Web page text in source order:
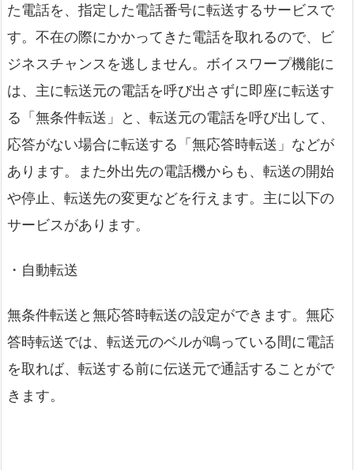
た電話を、指定した電話番号に転送するサービスで
す。不在の際にかかってきた電話を取れるので、ビ
ジネスチャンスを逃しません。ボイスワープ機能に
は、主に転送元の電話を呼び出さずに即座に転送す
る「無条件転送」と、転送元の電話を呼び出して、
応答がない場合に転送する「無応答時転送」などが
あります。また外出先の電話機からも、転送の開始
や停止、転送先の変更などを行えます。主に以下の
サービスがあります。
・自動転送
無条件転送と無応答時転送の設定ができます。無応
答時転送では、転送元のベルが鳴っている間に電話
を取れば、転送する前に伝送元で通話することがで
きます。